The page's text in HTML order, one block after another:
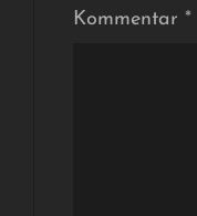
Kommentar *